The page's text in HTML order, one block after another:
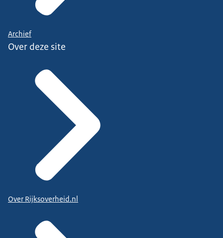
Archief
Over deze site
Over Rijksoverheid.nl